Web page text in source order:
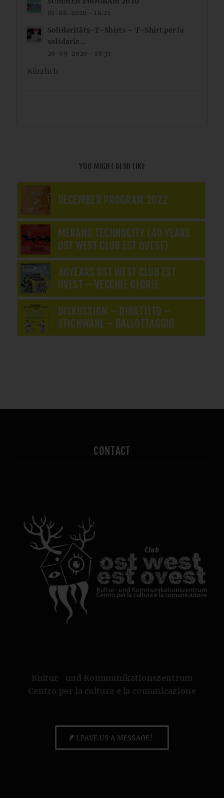
01-08-2020 - 16:21
Solidaritäts-T-Shirts – T-Shirt per la
solidarie...
26-09-2020 - 16:31
Kürzlich
YOU MIGHT ALSO LIKE
DECEMBER PROGRAM 2022
MERANO TECHNOCITY (40 YEARS
OST WEST CLUB EST OVEST)
40YEARS OST WEST CLUB EST
OVEST – VECCHIE GLORIE
DISKUSSION – DIBATTITO –
STICHWAHL – BALLOTTAGGIO
CONTACT
Kultur- und Kommunikationszentrum
Centro per la cultura e la comunicazione
LEAVE US A MESSAGE!